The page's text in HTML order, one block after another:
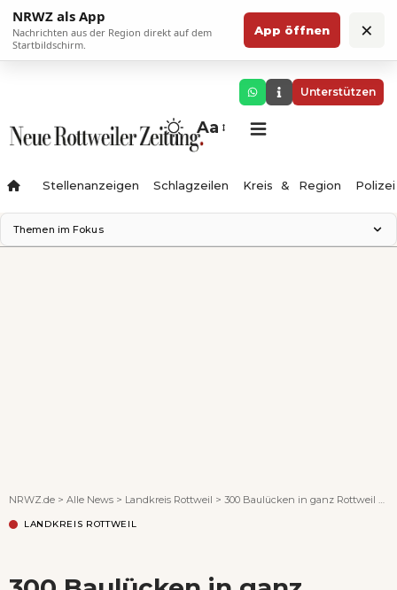
NRWZ als App
Nachrichten aus der Region direkt auf dem
Startbildschirm.
App öffnen ×
Unterstützen
Aa
Stellenanzeigen Schlagzeilen Kreis & Region Polizei
Themen im Fokus
NRWZ.de > Alle News > Landkreis Rottweil > 300 Baulücken in ganz Rottweil – Stadt will den Eigentümern mehr Geld abknöpfen
LANDKREIS ROTTWEIL